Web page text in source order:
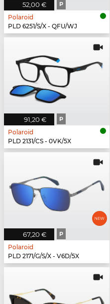
52,00 € P
Polaroid
PLD 6251/S/X - QFU/WJ
91,20 € P
Polaroid
PLD 2131/CS - 0VK/5X
67,20 € P
Polaroid
PLD 2171/G/S/X - V6D/5X